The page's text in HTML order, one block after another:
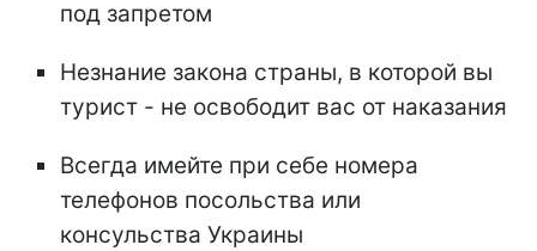
под запретом
Незнание закона страны, в которой вы
турист - не освободит вас от наказания
Всегда имейте при себе номера
телефонов посольства или
консульства Украины